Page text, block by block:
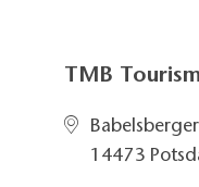
TMB
14473